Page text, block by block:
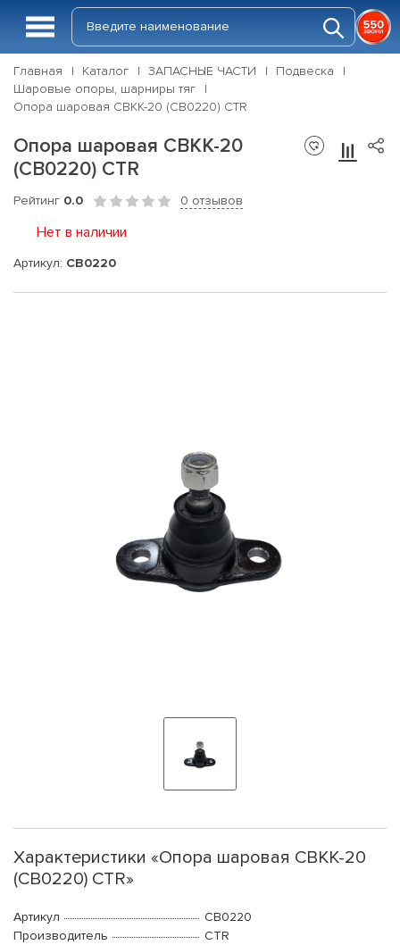
Главная Каталог ЗАПАСНЫЕ ЧАСТИ
Подвеска
Шаровые опоры, шарниры тяг
Опора шаровая CBKK-20 (CB0220) CTR
Опора шаровая CBKK-20
(CB0220) CTR
Рейтинг 0.0 0 отзывов
Нет в наличии
Артикул: CB0220
Характеристики «Опора шаровая CBKK-20
(CB0220) CTR»
Артикул
CB0220
Производитель
CTR